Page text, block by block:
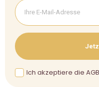
Ich akzeptiere die